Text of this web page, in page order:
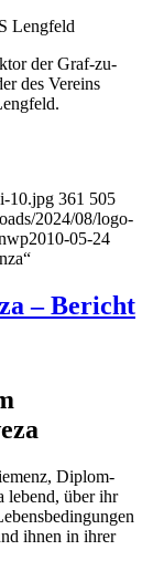
der Graf-zu-
des Vereins
10.jpg 361 505
2024/08/logo-
2010-05-24
– Bericht
Diplom-
lebend, über ihr
ihnen in ihrer